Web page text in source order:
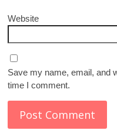
Website
Save my name, email, and
time I comment.